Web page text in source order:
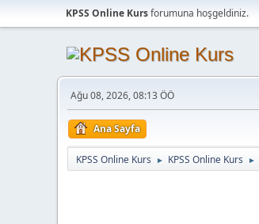
KPSS Online Kursforumuna hoşgeldiniz.
Ağu 08, 2026, 08:13 ÖÖ
Ana Sayfa
KPSS Online Kurs ► KPSS Online Kurs ►